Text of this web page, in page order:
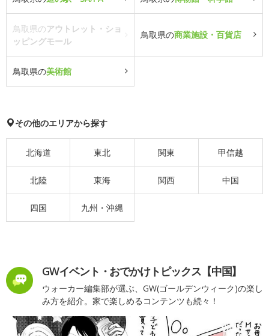
鳥取県のアウトレット・ショ
ッピングモール
鳥取県の商業施設・百貨店
鳥取県の美術館
その他のエリアから探す
北海道 東北 関東 甲信越
北陸 東海 関西 中国
四国 九州・沖縄
GWイベント・おでかけトピックス【中国】
ウォーカー編集部が選ぶ、GW(ゴールデンウィーク)の楽し
み方を紹介。家で楽しめるコンテンツも続々！